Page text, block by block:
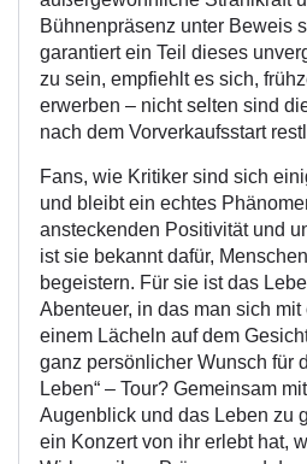
Bühnenpräsenz unter Beweis
garantiert ein Teil dieses
zu sein, empfiehlt es sich,
erwerben – nicht selten sind
nach dem Vorverkaufsstart
Fans, wie Kritiker sind sich
und bleibt ein echtes
ansteckenden Positivität und
ist sie bekannt dafür,
begeistern. Für sie ist das
Abenteuer, in das man sich mit
einem Lächeln auf dem
ganz persönlicher Wunsch für
Leben“ – Tour? Gemeinsam
Augenblick und das Leben zu
ein Konzert von ihr erlebt hat,